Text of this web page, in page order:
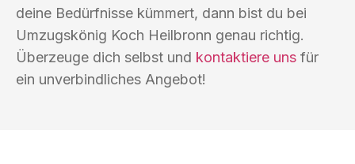
deine Bedürfnisse kümmert, dann bist du bei
Umzugskönig Koch Heilbronn genau richtig.
Überzeuge dich selbst und kontaktiere uns für
ein unverbindliches Angebot!